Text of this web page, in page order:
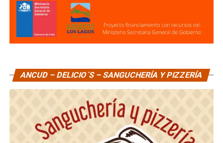
ANCUD – DELICIO´S – SANGUCHERÍA Y PIZZERÍA